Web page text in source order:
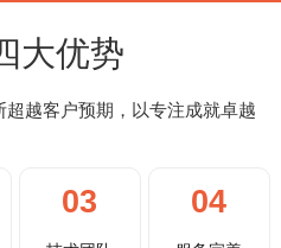
大优势
越客户预期，以专注成就卓越
03 04